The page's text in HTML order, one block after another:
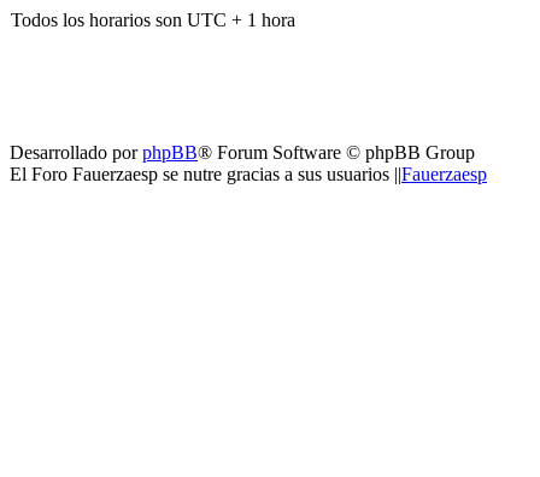
Todos los horarios son UTC + 1 hora
Desarrollado porphpBB® Forum Software © phpBB Group
El Foro Fauerzaesp se nutre gracias a sus usuarios ||Fauerzaesp